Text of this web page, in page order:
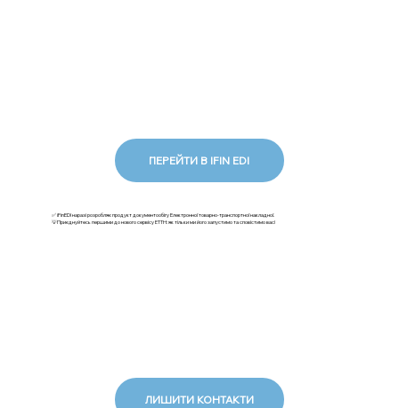
ПЕРЕЙТИ В IFIN EDI
✅ iFinEDI наразі розробляє продукт документообігу Електронної товарно-транспортної накладної.
💡Приєднуйтесь першими до нового сервісу ЕТТН: як тільки ми його запустимо та сповістимо вас!
ЛИШИТИ КОНТАКТИ